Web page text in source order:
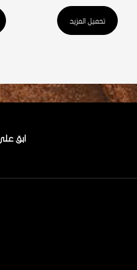
تحميل المزيد
ابق